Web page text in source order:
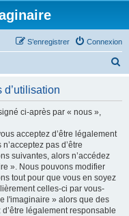
Connexion
S’enregistrer
ci-après par « nous »,
acceptez d’être légalement
pas d’être
suivantes, alors n’accédez
». Nous pouvons modifier
tout pour que vous en soyez
celles-ci par vous-
l'imaginaire » alors que des
légalement responsable